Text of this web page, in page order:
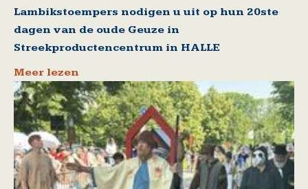
Lambikstoempers nodigen u uit op hun 20ste
dagen van de oude Geuze in
Streekproductencentrum in HALLE
Meer lezen